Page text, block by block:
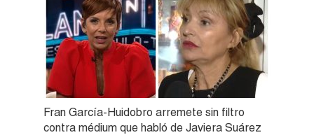
Fran García-Huidobro arremete sin filtro
contra médium que habló de Javiera Suárez